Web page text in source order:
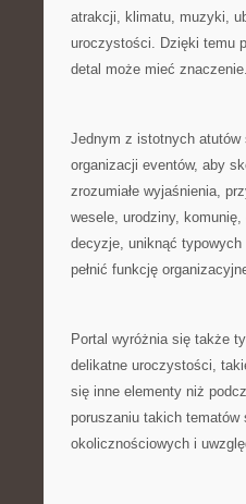
atrakcji, klimatu, muzyki,
uroczystości. Dzięki temu
detal może mieć znaczenie.
Jednym z istotnych
organizacji eventów, aby
zrozumiałe wyjaśnienia,
wesele, urodziny,
decyzje, uniknąć typowych
pełnić funkcję
Portal wyróżnia się także
delikatne uroczystości,
się inne elementy niż
poruszaniu takich tematów
okolicznościowych i